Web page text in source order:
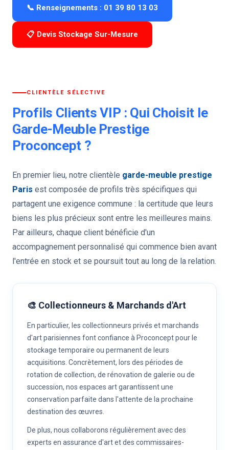
📞 Renseignements : 01 39 80 13 03
📋 Devis Stockage Sur-Mesure
CLIENTÈLE SÉLECTIVE
Profils Clients VIP : Qui Choisit le
Garde-Meuble Prestige
Proconcept ?
En premier lieu, notre clientèle garde-meuble prestige
Paris est composée de profils très spécifiques qui
partagent une exigence commune : la certitude que leurs
biens les plus précieux sont entre les meilleures mains.
Par ailleurs, chaque client bénéficie d'un
accompagnement personnalisé qui commence bien avant
l'entrée en stock et se poursuit tout au long de la relation.
🎨 Collectionneurs & Marchands d'Art
En particulier, les collectionneurs privés et marchands
d'art parisiennes font confiance à Proconcept pour le
stockage temporaire ou permanent de leurs
acquisitions. Concrètement, lors des périodes de
rotation de collection, de rénovation de galerie ou de
succession, nos espaces art garantissent une
conservation parfaite dans l'attente de la prochaine
destination des œuvres.
De plus, nous collaborons régulièrement avec des
experts en assurance d'art et des commissaires-